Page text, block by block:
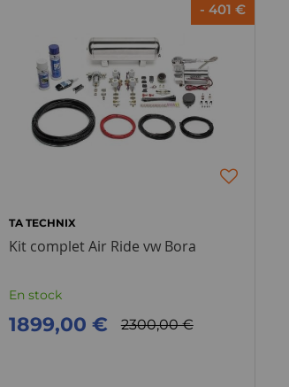
- 401 €
TA TECHNIX
Kit complet Air Ride vw Bora
En stock
2300,00 €
1899,00 €